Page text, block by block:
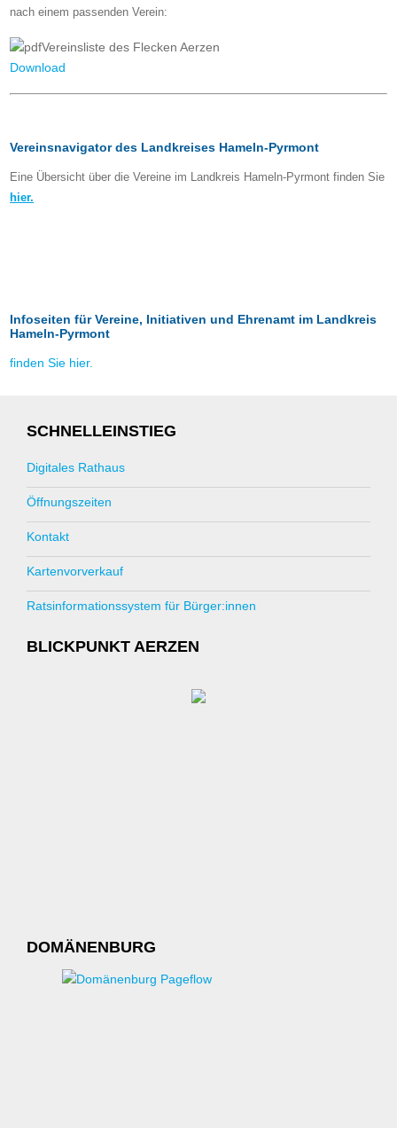
nach einem passenden Verein:
Vereinsliste des Flecken Aerzen
Download
Vereinsnavigator des Landkreises Hameln-Pyrmont
Eine Übersicht über die Vereine im Landkreis Hameln-Pyrmont finden Sie
hier.
Infoseiten für Vereine, Initiativen und Ehrenamt im Landkreis
Hameln-Pyrmont
finden Sie hier.
SCHNELLEINSTIEG
Digitales Rathaus
Öffnungszeiten
Kontakt
Kartenvorverkauf
Ratsinformationssystem für Bürger:innen
BLICKPUNKT AERZEN
DOMÄNENBURG